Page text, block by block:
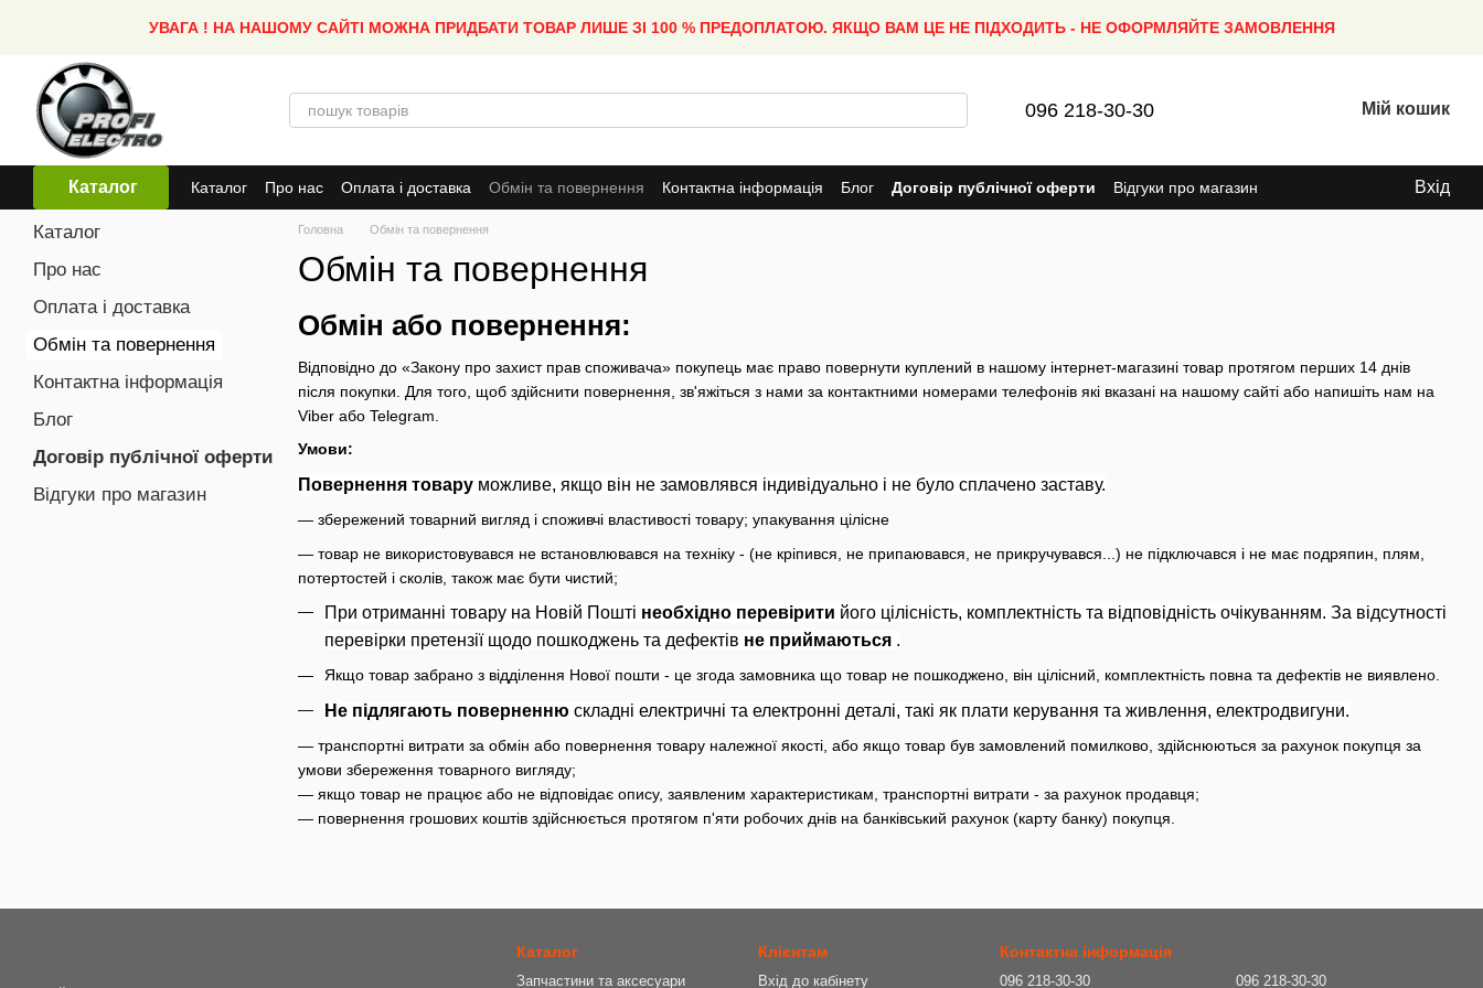
УВАГА ! НА НАШОМУ САЙТІ МОЖНА ПРИДБАТИ ТОВАР ЛИШЕ ЗІ 100 % ПРЕДОПЛАТОЮ. ЯКЩО ВАМ ЦЕ НЕ ПІДХОДИТЬ - НЕ ОФОРМЛЯЙТЕ ЗАМОВЛЕННЯ
096 218-30-30 Мій кошик
Каталог Каталог Про нас Оплата і доставка Обмін та повернення Контактна інформація Блог Договір публічної оферти Відгуки про магазин Вхід
Головна Обмін та повернення
Обмін та повернення
Обмін або повернення:
Відповідно до «Закону про захист прав споживача» покупець має право повернути куплений в нашому інтернет-магазині товар протягом перших 14 днів
після покупки. Для того, щоб здійснити повернення, зв'яжіться з нами за контактними номерами телефонів які вказані на нашому сайті або напишіть нам на
Viber або Telegram.
Умови:
Повернення товару можливе, якщо він не замовлявся індивідуально і не було сплачено заставу.
— збережений товарний вигляд і споживчі властивості товару; упакування цілісне
— товар не використовувався не встановлювався на техніку - (не кріпився, не припаювався, не прикручувався...) не підключався і не має подряпин, плям,
потертостей і сколів, також має бути чистий;
При отриманні товару на Новій Пошті необхідно перевірити його цілісність, комплектність та відповідність очікуванням. За відсутності
перевірки претензії щодо пошкоджень та дефектів не приймаються .
Якщо товар забрано з відділення Нової пошти - це згода замовника що товар не пошкоджено, він цілісний, комплектність повна та дефектів не виявлено.
Не підлягають поверненню складні електричні та електронні деталі, такі як плати керування та живлення, електродвигуни.
— транспортні витрати за обмін або повернення товару належної якості, або якщо товар був замовлений помилково, здійснюються за рахунок покупця за
умови збереження товарного вигляду;
— якщо товар не працює або не відповідає опису, заявленим характеристикам, транспортні витрати - за рахунок продавця;
— повернення грошових коштів здійснюється протягом п'яти робочих днів на банківський рахунок (карту банку) покупця.
Каталог
Про нас
Оплата і доставка
Обмін та повернення
Контактна інформація
Блог
Договір публічної оферти
Відгуки про магазин
Каталог
Запчастини та аксесуари
Клієнтам
Вхід до кабінету
Контактна інформація
096 218-30-30 096 218-30-30